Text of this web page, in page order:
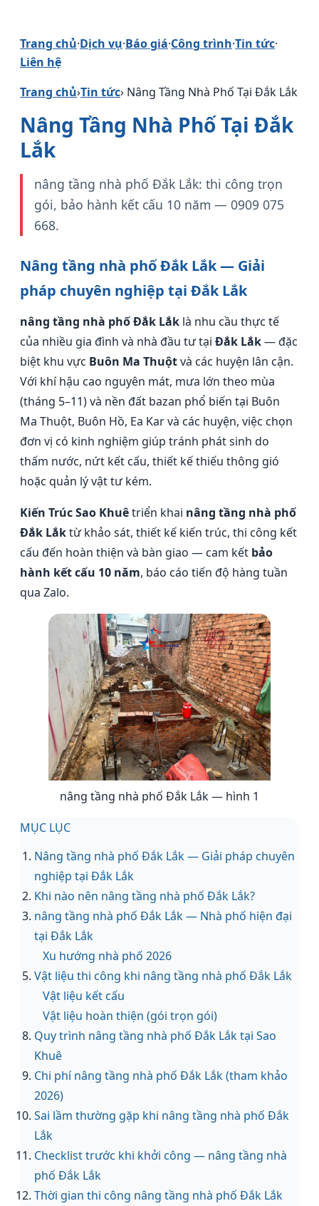
Trang chủ·Dịch vụ·Báo giá·Công trình·Tin tức·
Liên hệ
Trang chủ›Tin tức› Nâng Tầng Nhà Phố Tại Đắk Lắk
Nâng Tầng Nhà Phố Tại Đắk
Lắk
nâng tầng nhà phố Đắk Lắk: thi công trọn
gói, bảo hành kết cấu 10 năm — 0909 075
668.
Nâng tầng nhà phố Đắk Lắk — Giải
pháp chuyên nghiệp tại Đắk Lắk
nâng tầng nhà phố Đắk Lắk là nhu cầu thực tế
của nhiều gia đình và nhà đầu tư tại Đắk Lắk— đặc
biệt khu vực Buôn Ma Thuộtvà các huyện lân cận.
Với khí hậu cao nguyên mát, mưa lớn theo mùa
(tháng 5–11) và nền đất bazan phổ biến tại Buôn
Ma Thuột, Buôn Hồ, Ea Kar và các huyện, việc chọn
đơn vị có kinh nghiệm giúp tránh phát sinh do
thấm nước, nứt kết cấu, thiết kế thiếu thông gió
hoặc quản lý vật tư kém.
Kiến Trúc Sao Khuêtriển khai nâng tầng nhà phố
Đắk Lắktừ khảo sát, thiết kế kiến trúc, thi công kết
cấu đến hoàn thiện và bàn giao — cam kết bảo
hành kết cấu 10 năm, báo cáo tiến độ hàng tuần
qua Zalo.
nâng tầng nhà phố Đắk Lắk — hình 1
MỤC LỤC
Nâng tầng nhà phố Đắk Lắk — Giải pháp chuyên
nghiệp tại Đắk Lắk
Khi nào nên nâng tầng nhà phố Đắk Lắk?
nâng tầng nhà phố Đắk Lắk — Nhà phố hiện đại
tại Đắk Lắk
Xu hướng nhà phố 2026
Vật liệu thi công khi nâng tầng nhà phố Đắk Lắk
Vật liệu kết cấu
Vật liệu hoàn thiện (gói trọn gói)
Quy trình nâng tầng nhà phố Đắk Lắk tại Sao
Khuê
Chi phí nâng tầng nhà phố Đắk Lắk (tham khảo
2026)
Sai lầm thường gặp khi nâng tầng nhà phố Đắk
Lắk
Checklist trước khi khởi công — nâng tầng nhà
phố Đắk Lắk
Thời gian thi công nâng tầng nhà phố Đắk Lắk